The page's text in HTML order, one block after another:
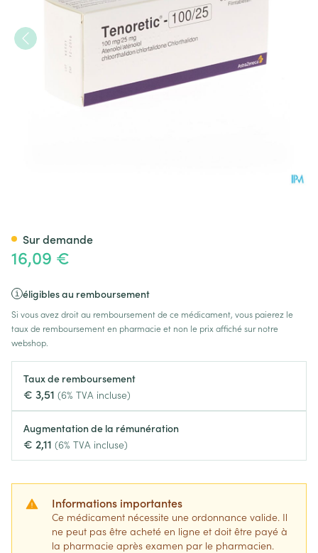
16,09 €
éligibles au remboursement
Si vous avez droit au remboursement de ce médicament, vous paierez le
taux de remboursement en pharmacie et non le prix affiché sur notre
webshop.
Taux de remboursement
€ 3,51 (6% TVA incluse)
Augmentation de la rémunération
€ 2,11 (6% TVA incluse)
Informations importantes
Ce médicament nécessite une ordonnance valide. Il
ne peut pas être acheté en ligne et doit être payé à
la pharmacie après examen par le pharmacien.
Sur demande